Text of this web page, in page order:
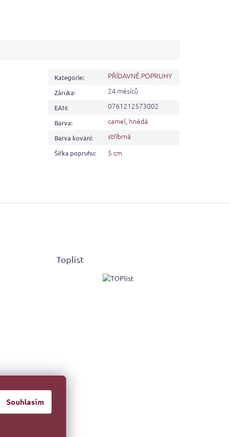
Souhlasím
Kategorie: PŘÍDAVNÉ POPRUHY
Záruka: 24 měsíců
EAN: 0761212573002
Barva: camel hnědá
Barva kování: stříbrná
Šířka popruhu: 5 cm
Toplist